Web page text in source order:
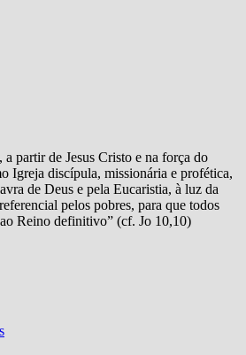
partir de Jesus Cristo e na força do
Igreja discípula, missionária e profética,
de Deus e pela Eucaristia, à luz da
pelos pobres, para que todos
Reino definitivo” (cf. Jo 10,10)